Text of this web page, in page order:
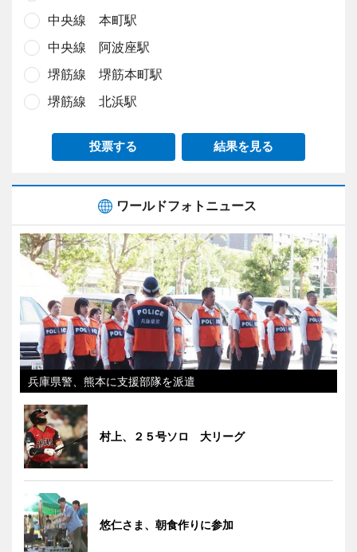
中央線 本町駅
中央線 阿波座駅
堺筋線 堺筋本町駅
堺筋線 北浜駅
投票する 結果を見る
ワールドフォトニュース
兵庫県警、熊本に支援部隊を派遣
村上、２５号ソロ 大リーグ
悠仁さま、朝食作りに参加